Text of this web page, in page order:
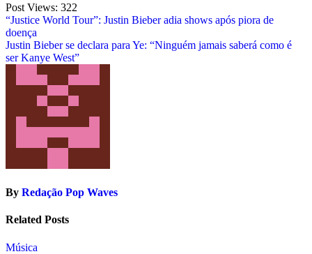
Post Views: 322
Post
navigation
“Justice World Tour”: Justin Bieber adia shows após piora de
doença
Justin Bieber se declara para Ye: “Ninguém jamais saberá como é
ser Kanye West”
By Redação Pop Waves
Related Posts
Música